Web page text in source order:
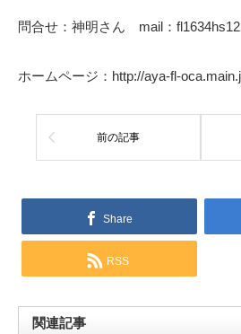
問合せ：神明さん mail：
ホームページ：http://aya-fl-
前の記事
Share
RSS
関連記事